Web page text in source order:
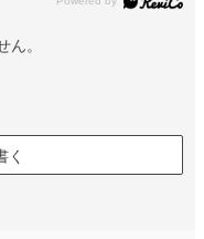
ん。
く